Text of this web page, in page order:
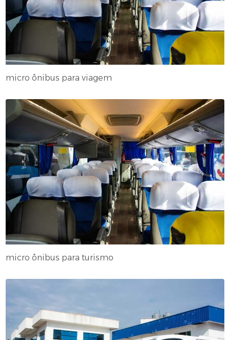
micro ônibus para viagem
micro ônibus para turismo